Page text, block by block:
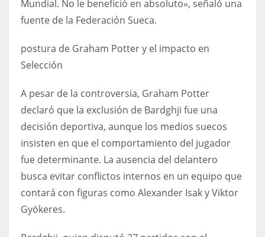
MIA
22
WSH
26
Mundial. No le benefició en absoluto», señaló una
fuente de la Federación Sueca.
postura de Graham Potter y el impacto en
Selección
A pesar de la controversia, Graham Potter
declaró que la exclusión de Bardghji fue una
decisión deportiva, aunque los medios suecos
insisten en que el comportamiento del jugador
fue determinante. La ausencia del delantero
busca evitar conflictos internos en un equipo que
contará con figuras como Alexander Isak y Viktor
Gyökeres.